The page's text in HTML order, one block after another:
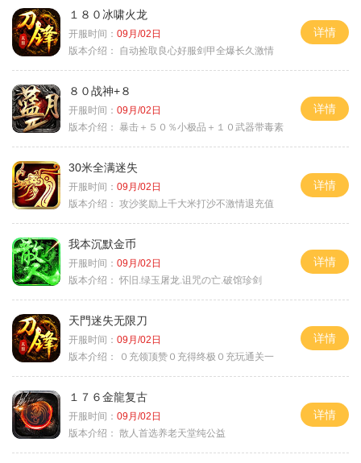
１８０冰啸火龙
开服时间： 09月/02日
版本介绍：
自动捡取良心好服剑甲全爆长久激情
详情
８０战神+８
开服时间： 09月/02日
版本介绍： 暴击＋５０％小极品＋１０武器带毒素
详情
30米全满迷失
开服时间： 09月/02日
版本介绍： 攻沙奖励上千大米打沙不激情退充值
详情
我本沉默金币
开服时间： 09月/02日
版本介绍： 怀旧.绿玉屠龙.诅咒の亡.破馆珍剑
详情
天門迷失无限刀
开服时间： 09月/02日
版本介绍：
０充领顶赞０充得终极０充玩通关一
详情
１７６金龍复古
开服时间： 09月/02日
版本介绍： 散人首选养老天堂纯公益
详情